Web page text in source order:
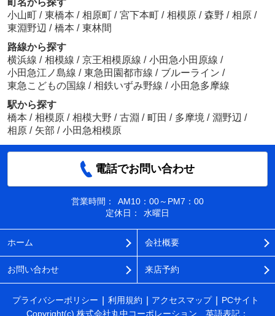
町名から探す
小山町 / 東橋本 / 相原町 / 宮下本町 / 相模原 / 森野 / 相原 /
東淵野辺 / 橋本 / 東林間
路線から探す
横浜線 / 相模線 / 京王相模原線 / 小田急小田原線 /
小田急江ノ島線 / 東急田園都市線 / ブルーライン /
東急こどもの国線 / 相鉄いずみ野線 / 小田急多摩線
駅から探す
橋本 / 相模原 / 相模大野 / 古淵 / 町田 / 多摩境 / 淵野辺 /
相原 / 矢部 / 小田急相模原
電話でお問い合わせ
営業時間：
AM10：00～PM7：00
定休日：
水曜日
ホーム 会社概要
お問い合わせ 来店予約
プライバシーポリシー 利用規約 アクセスマップ
PCサイト
Copyright(c) 株式会社丸中コーポレーション 英語表記：